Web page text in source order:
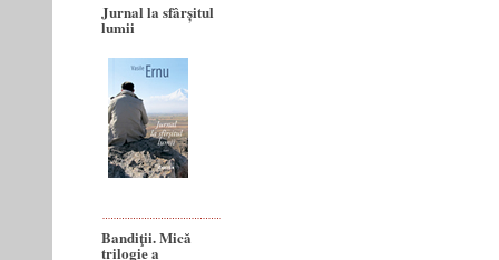
Jurnal la sfârșitul
lumii
Bandiţii. Mică
trilogie a